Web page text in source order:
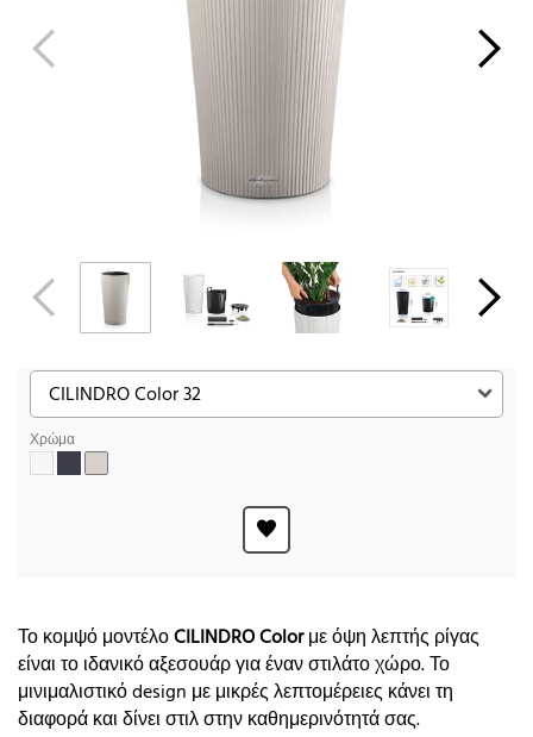
Χρώμα
Το κομψό μοντέλοCILINDRO Colorμε όψη λεπτής ρίγας
είναι το ιδανικό αξεσουάρ για έναν στιλάτο χώρο. Το
μινιμαλιστικό design με μικρές λεπτομέρειες κάνει τη
διαφορά και δίνει στιλ στην καθημερινότητά σας.